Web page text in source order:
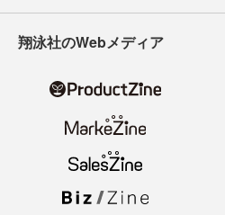
翔泳社のWebメディア